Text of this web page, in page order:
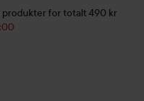
produkter for totalt 490 kr